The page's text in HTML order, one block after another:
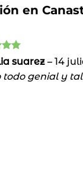
en
suarez – 14
todo genial y